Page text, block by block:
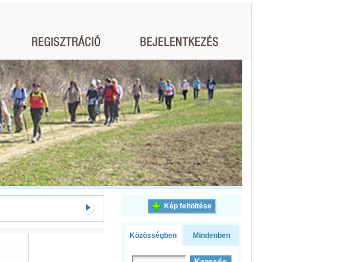
Kép feltöltése
Közösségben Mindenben